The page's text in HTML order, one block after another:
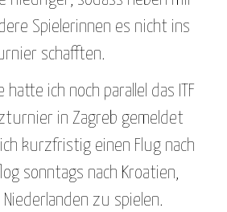
Spielerinnen es nicht ins
schafften.
hatte ich noch parallel das ITF
in Zagreb gemeldet
kurzfristig einen Flug nach
sonntags nach Kroatien,
zu spielen.